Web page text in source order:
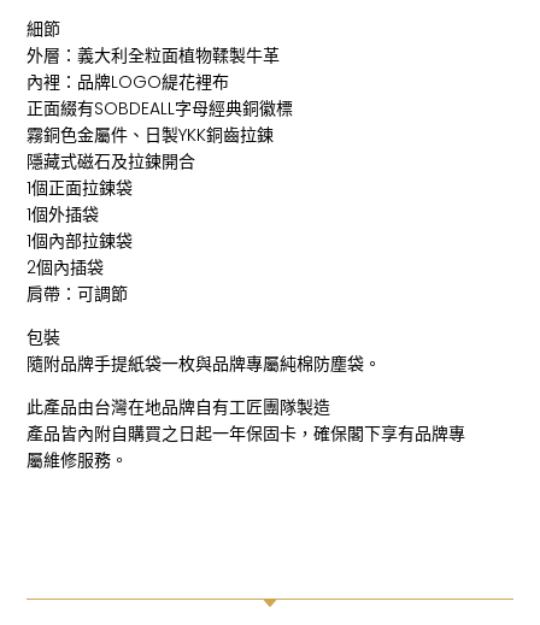
細節
外層：義大利全粒面植物鞣製牛革
內裡：品牌LOGO緹花裡布
正面綴有SOBDEALL字母經典銅徽標
霧銅色金屬件、日製YKK銅齒拉鍊
隱藏式磁石及拉鍊開合
1個正面拉鍊袋
1個外插袋
1個內部拉鍊袋
2個內插袋
肩帶：可調節
包裝
隨附品牌手提紙袋一枚與品牌專屬純棉防塵袋。
此產品由台灣在地品牌自有工匠團隊製造
產品皆內附自購買之日起一年保固卡，確保閣下享有品牌專
屬維修服務。
C